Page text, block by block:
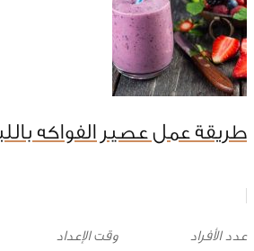
طريقة عمل عصير الفواكه
وقت الإعداد